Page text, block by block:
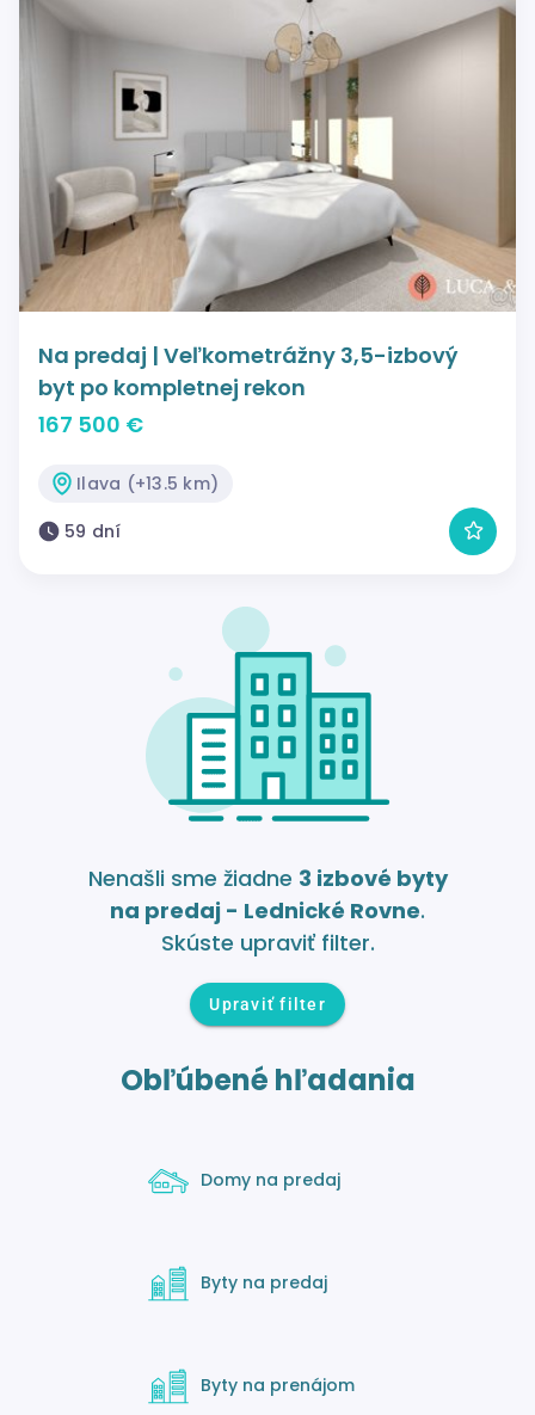
Na predaj | Veľkometrážny 3,5-izbový
byt po kompletnej rekon
167 500 €
Ilava (+13.5 km)
59 dní
Nenašli sme žiadne 3 izbové byty
na predaj - Lednické Rovne.
Skúste upraviť filter.
Upraviť filter
Obľúbené hľadania
Domy na predaj
Byty na predaj
Byty na prenájom